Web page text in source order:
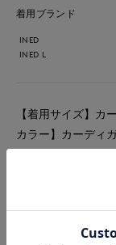
着用ブランド
INED
INED L
【着用サイズ】
カラー】カーデ
出してくれる白カ
く重宝する一着で
さもプラスしてく